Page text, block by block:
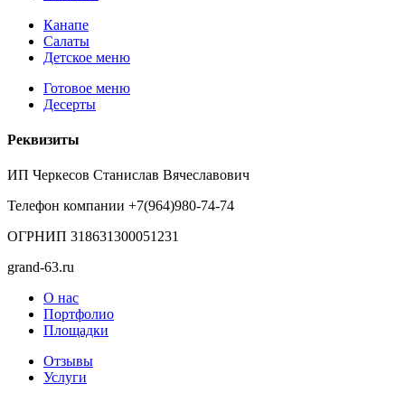
Канапе
Салаты
Детское меню
Готовое меню
Десерты
Реквизиты
ИП Черкесов Станислав Вячеславович
Телефон компании +7(964)980-74-74
ОГРНИП 318631300051231
grand-63.ru
О нас
Портфолио
Площадки
Отзывы
Услуги